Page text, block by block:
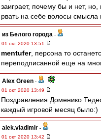
заиграет, почему бы и нет, но,
рвать на себе волосы смысла
из Белого города -
01 окт 2020 13:51
mentufer, персона то
переподписанной еще на
Alex Green -
01 окт 2020 13:49
Поздравления Доменико
каждый игровой месяц было:)
alek.vladimir -
01 окт 2020 13:42